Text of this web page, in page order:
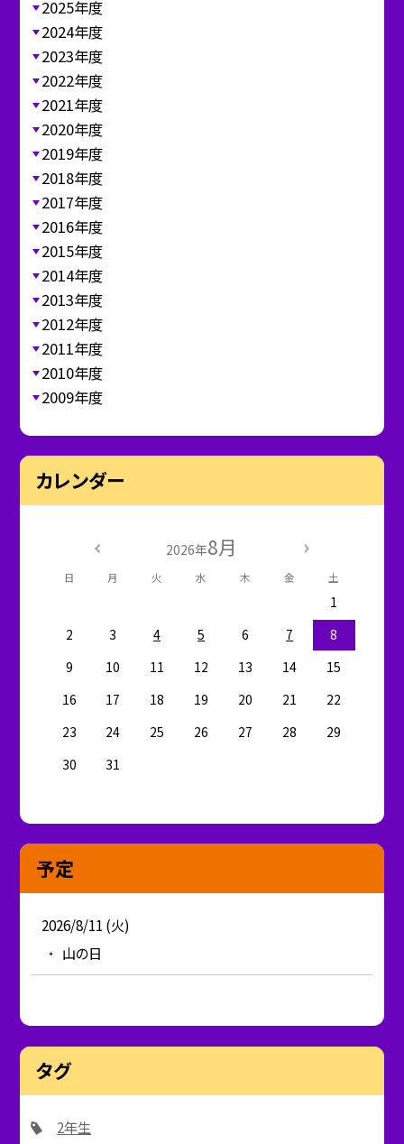
2025年度
2024年度
2023年度
2022年度
2021年度
2020年度
2019年度
2018年度
2017年度
2016年度
2015年度
2014年度
2013年度
2012年度
2011年度
2010年度
2009年度
カレンダー
2026年8月
日 月 火 水 木 金 土
1
2
3 4 5 6 7
8
9
10 11 12 13 14
15
16
17 18 19 20 21
22
23
24 25 26 27 28
29
30
31
予定
2026/8/11 (火)
山の日
タグ
2年生